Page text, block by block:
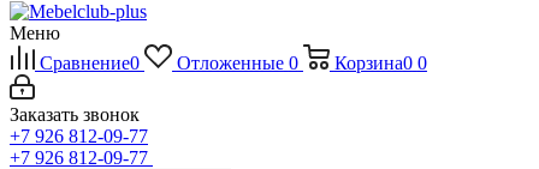
Меню
Сравнение0 Отложенные 0 Корзина0 0
Заказать звонок
+7 926 812-09-77
+7 926 812-09-77